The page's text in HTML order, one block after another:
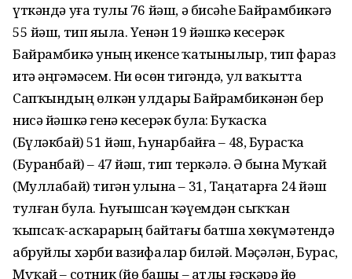
үткәндә уға тулы 76 йәш, ә бисәһе Байрамбикәгә
55 йәш, тип яҙыла. Үҙенән 19 йәшкә кесерәк
Байрамбикә уның икенсе ҡатынылыр, тип фараз
итә әңгәмәсем. Ни өсөн тигәндә, ул ваҡытта
Сапҡындың өлкән улдары Байрамбикәнән бер
нисә йәшкә генә кесерәк була: Буҡасҡа
(Бүләкбай) 51 йәш, Һунарбайға – 48, Бурасҡа
(Буранбай) – 47 йәш, тип теркәлә. Ә бына Муҡай
(Муллабай) тигән улына – 31, Таңатарға 24 йәш
тулған була. Һуғышсан ҡәүемдән сыҡҡан
ҡыпсаҡ-асҡарҙарҙың байтағы батша хөкүмәтендә
абруйлы хәрби вазифалар биләй. Мәҫәлән, Бурас,
Муҡай – сотник (йөҙ башы – атлы ғәскәрҙә йөҙ